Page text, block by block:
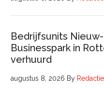
Bedrijfsunits
Businesspark in
verhuurd
augustus 8, 2026 By Redactie